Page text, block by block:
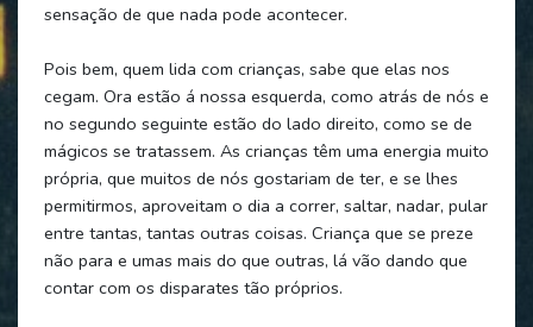
sensação de que nada pode acontecer.
Pois bem, quem lida com crianças, sabe que elas nos
cegam. Ora estão á nossa esquerda, como atrás de nós e
no segundo seguinte estão do lado direito, como se de
mágicos se tratassem. As crianças têm uma energia muito
própria, que muitos de nós gostariam de ter, e se lhes
permitirmos, aproveitam o dia a correr, saltar, nadar, pular
entre tantas, tantas outras coisas. Criança que se preze
não para e umas mais do que outras, lá vão dando que
contar com os disparates tão próprios.